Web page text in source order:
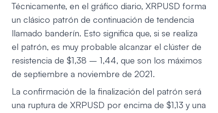
Técnicamente, en el gráfico diario, XRPUSD forma
un clásico patrón de continuación de tendencia
llamado banderín. Esto significa que, si se realiza
el patrón, es muy probable alcanzar el clúster de
resistencia de $1,38 – 1,44, que son los máximos
de septiembre a noviembre de 2021.
La confirmación de la finalización del patrón será
una ruptura de XRPUSD por encima de $1,13 y una